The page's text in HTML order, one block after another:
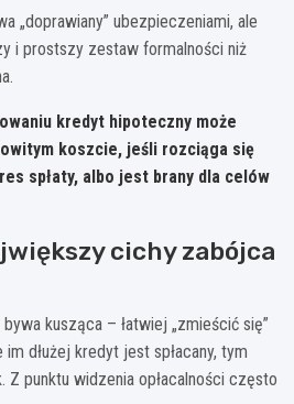
„doprawiany” ubezpieczeniami, ale
i prostszy zestaw formalności niż
kredyt hipoteczny może
koszcie, jeśli rozciąga się
spłaty, albo jest brany dla celów
cichy zabójca
kusząca – łatwiej „zmieścić się”
dłużej kredyt jest spłacany, tym
Z punktu widzenia opłacalności często